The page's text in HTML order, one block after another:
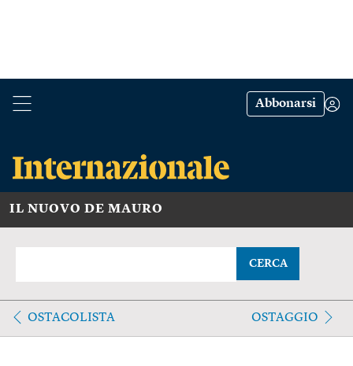
Abbonarsi
IL NUOVO DE MAURO
CERCA
OSTACOLISTA OSTAGGIO